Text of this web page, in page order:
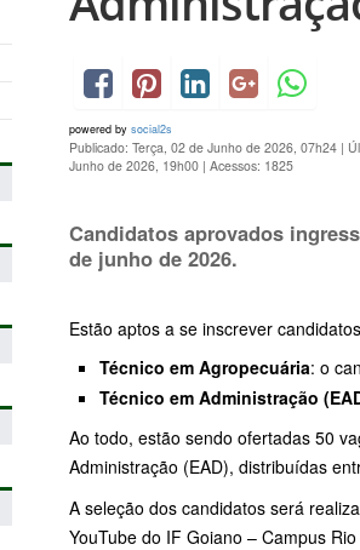
powered by social2s
Publicado: Terça, 02 de Junho de 2026, 07h24 |
Junho de 2026, 19h00 | Acessos: 1825
Candidatos aprovados
de junho de 2026.
Estão aptos a se inscrever
Técnico em Agropecuária: o
Técnico em Administração
Ao todo, estão sendo ofertadas 50
Administração (EAD), distribuídas
A seleção dos candidatos será
YouTube do IF Goiano – Campus